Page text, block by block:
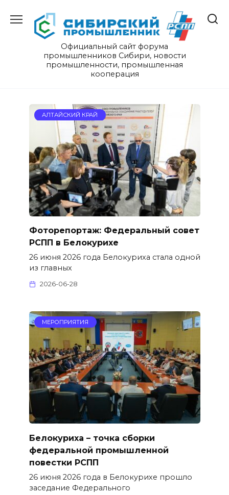
содержанию
Официальный сайт форума
промышленников Сибири, новости
промышленности, промышленная
кооперация
Новости
сибирской
промышленности
АЛТАЙСКИЙ КРАЙ
Фоторепортаж: Федеральный совет
РСПП в Белокурихе
26 июня 2026 года Белокуриха стала одной
из главных
2026-06-28
МЕРОПРИЯТИЯ
Белокуриха – точка сборки
федеральной промышленной
повестки РСПП
26 июня 2026 года в Белокурихе прошло
заседание Федерального